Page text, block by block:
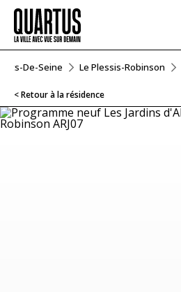
De-Seine Le Plessis-Robinson
< Retour à la résidence